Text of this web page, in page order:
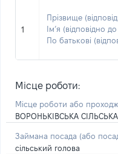
1
Прізвище
Ім’я (відповідно
По батькові
Місце роботи:
Місце роботи або
ВОРОНЬКІВСЬКА
Займана посада (або
сільський голова